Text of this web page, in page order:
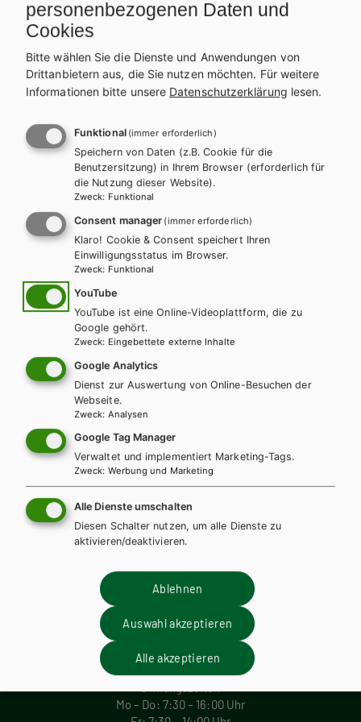
n
g
n
g
p
g
a
m
BAFEP/BASOP HAK/HAS HUM/FS HTL/FS
Ethik 1. Diskurs und Orientierung BHS
Lehrbuch + E-Book
Wir sind gerne für Sie da!
+ 43 1 403 77 77 DW 70
Verlag Hölder-Pichler-Tempsky GmbH
Frankgasse 4 / 2. Stock
1090 Wien
Mo – Do: 7:30 – 16:00 Uhr
personenbezogenen Daten und
Cookies
Bitte wählen Sie die Dienste und Anwendungen von
Drittanbietern aus, die Sie nutzen möchten. Für weitere
Informationen bitte unsere Datenschutzerklärung lesen.
Funktional (immer erforderlich)
Speichern von Daten (z.B. Cookie für die
Benutzersitzung) in Ihrem Browser (erforderlich für
die Nutzung dieser Website).
Zweck: Funktional
Consent manager (immer erforderlich)
Klaro! Cookie & Consent speichert Ihren
Einwilligungsstatus im Browser.
Zweck: Funktional
YouTube
YouTube ist eine Online-Videoplattform, die zu
Google gehört.
Zweck: Eingebettete externe Inhalte
Google Analytics
Dienst zur Auswertung von Online-Besuchen der
Webseite.
Zweck: Analysen
Google Tag Manager
Verwaltet und implementiert Marketing-Tags.
Zweck: Werbung und Marketing
Alle Dienste umschalten
Diesen Schalter nutzen, um alle Dienste zu
aktivieren/deaktivieren.
Ablehnen
Auswahl akzeptieren
Alle akzeptieren